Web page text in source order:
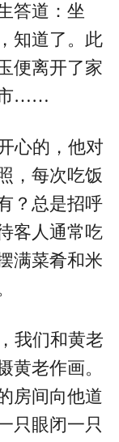
答道：坐
知道了。此
便离开了家
市……
心的，他对
，每次吃饭
？总是招呼
客人通常吃
满菜肴和米
我们和黄老
黄老作画。
房间向他道
只眼闭一只